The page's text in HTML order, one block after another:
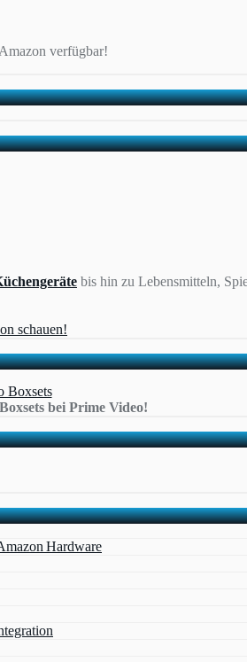
verfügbar!
bis hin zu Lebensmitteln,
bei Prime Video!
Hardware